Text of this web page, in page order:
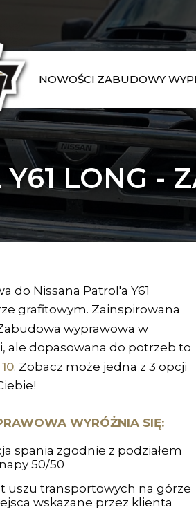
NOWOŚCI ZABUDOWY
Y61 LONG -
do Nissana Patrol'a Y61
grafitowym. Zainspirowana
wyprawowa w
ale dopasowana do potrzeb to
. Zobacz może jedna z 3 opcji
WYRÓŻNIA SIĘ:
spania zgodnie z podziałem
50/50
uszu transportowych na górze
wskazane przez klienta